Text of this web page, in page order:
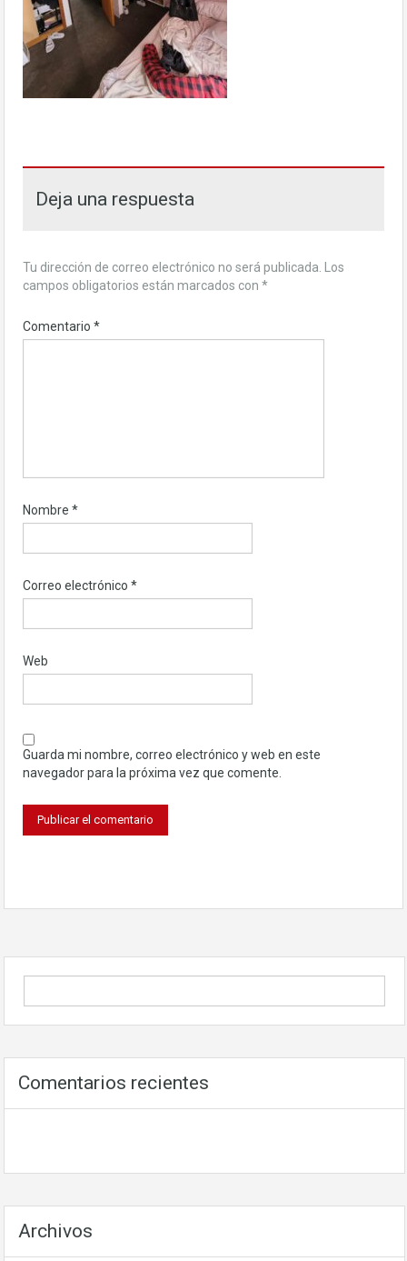
Deja una respuesta
Tu dirección de correo electrónico no será publicada.
Los
campos obligatorios están marcados con *
Comentario *
Nombre *
Correo electrónico *
Web
Guarda mi nombre, correo electrónico y web en este
navegador para la próxima vez que comente.
Comentarios recientes
Archivos